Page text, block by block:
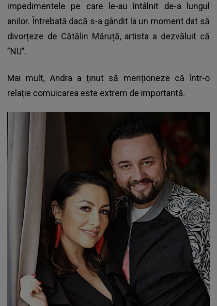
impedimentele pe care le-au întâlnit de-a lungul
anilor. Întrebată dacă s-a gândit la un moment dat să
divorțeze de Cătălin Măruță, artista a dezvăluit că
”NU”.
Mai mult, Andra a ținut să menționeze că într-o
relație comuicarea este extrem de importantă.